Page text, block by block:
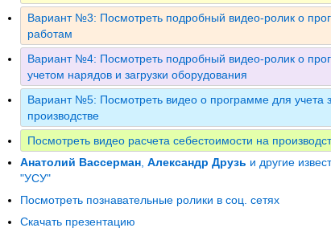
Вариант №3: Посмотреть подробный видео-ролик о
работам
Вариант №4: Посмотреть подробный видео-ролик о
учетом нарядов и загрузки оборудования
Вариант №5: Посмотреть видео о программе для учета
производстве
Посмотреть видео расчета себестоимости на
Анатолий Вассерман Александр Друзь и другие
"УСУ"
Посмотреть познавательные ролики в соц. сетях
Скачать презентацию